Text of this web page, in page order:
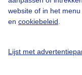
website of in het
en cookiebeleid
Lijst met
Buienradar Team
Cookie beleid